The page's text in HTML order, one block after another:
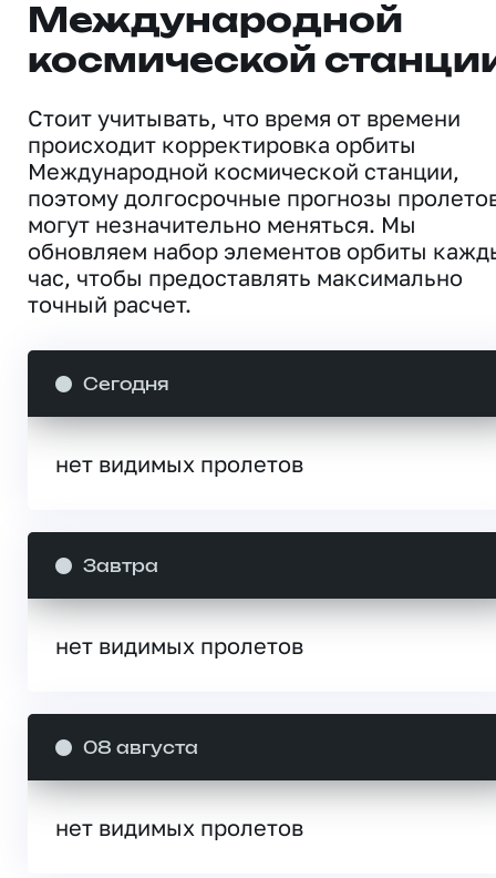
Международной
космической
Стоит учитывать, что время от времени
происходит корректировка орбиты
Международной космической станции,
поэтому долгосрочные прогнозы
могут незначительно меняться. Мы
обновляем набор элементов орбиты
час, чтобы предоставлять максимально
точный расчет.
Сегодня
нет видимых пролетов
Завтра
нет видимых пролетов
08 августа
нет видимых пролетов